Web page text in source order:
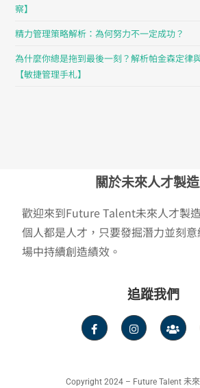
察】
精力管理策略解析：為何努力不一定成功？
為什麼你總是拖到最後一刻？解析帕金森定律
【敏捷管理手札】
關於未來人才製
歡迎來到Future Talent未來人才製
個人都是人才，只要發掘潛力並刻
場中持續創造績效。
追蹤我們
Copyright 2024 – Future Talent 未